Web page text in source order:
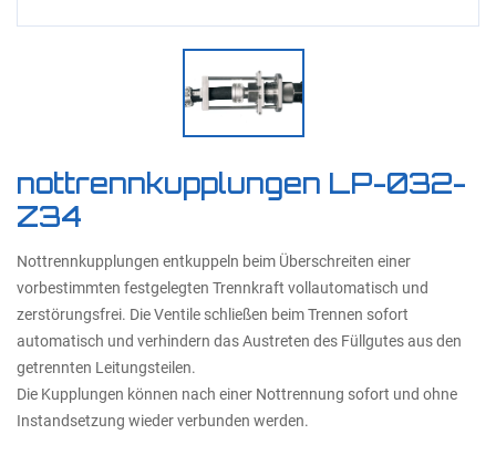
nottrennkupplungen LP-032-
Z34
Nottrennkupplungen entkuppeln beim Überschreiten einer
vorbestimmten festgelegten Trennkraft vollautomatisch und
zerstörungsfrei. Die Ventile schließen beim Trennen sofort
automatisch und verhindern das Austreten des Füllgutes aus den
getrennten Leitungsteilen.
Die Kupplungen können nach einer Nottrennung sofort und ohne
Instandsetzung wieder verbunden werden.